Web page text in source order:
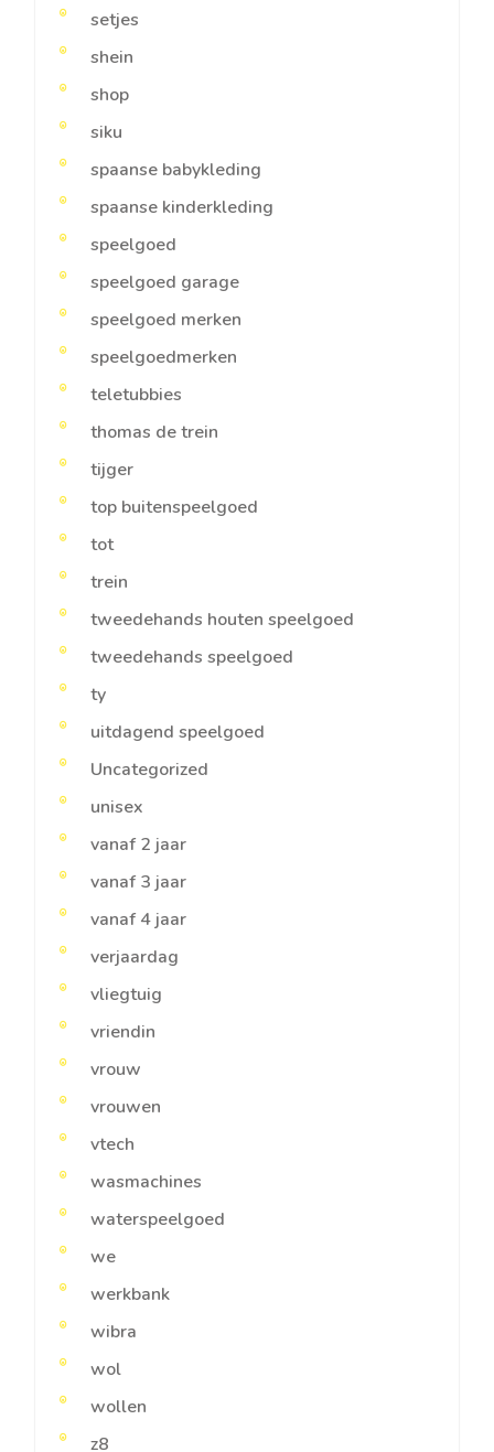
setjes
shein
shop
siku
spaanse babykleding
spaanse kinderkleding
speelgoed
speelgoed garage
speelgoed merken
speelgoedmerken
teletubbies
thomas de trein
tijger
top buitenspeelgoed
tot
trein
tweedehands houten speelgoed
tweedehands speelgoed
ty
uitdagend speelgoed
Uncategorized
unisex
vanaf 2 jaar
vanaf 3 jaar
vanaf 4 jaar
verjaardag
vliegtuig
vriendin
vrouw
vrouwen
vtech
wasmachines
waterspeelgoed
we
werkbank
wibra
wol
wollen
z8